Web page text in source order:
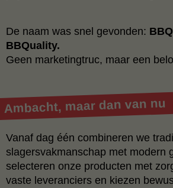
De naam was snel gevonden:
BBQuality.
Geen marketingtruc, maar een
Ambacht, maar dan van nu
Vanaf dag één combineren we
slagersvakmanschap met modern
selecteren onze producten met
vaste leveranciers en kiezen